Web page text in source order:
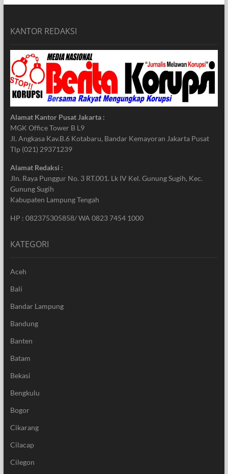
KANTOR REDAKSI
Alamat Kantor Pusat Jakarta :
MGK Office Tower B L9
Jl. Angkasa Kav.B.6 Kotabaru, Bandar Kemayoran Jakarta Pusat
Tlp (021) 29371239
Alamat Redaksi :
Jln. Raya Punggur No. 3 RT.001. Lk IV Kel. Gunung Sugih, Kec.
Gunung Sugih
Kabupaten Lampung Tengah
HP : 082375305858/ WA 0823 7454 1000
KATEGORI
Aceh
Bali
Bandar Lampung
Bandung
Banten
Batam
Bekasi
Bengkulu
Bogor
Cikarang
Cilacap
Cilegon